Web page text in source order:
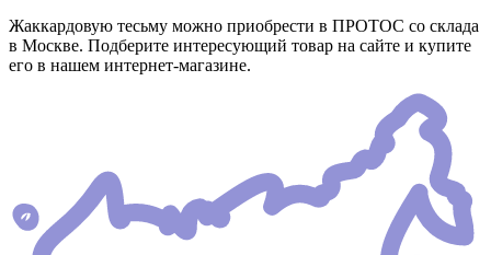
Жаккардовую тесьму можно приобрести в ПРОТОС со склада
в Москве. Подберите интересующий товар на сайте и купите
его в нашем интернет-магазине.